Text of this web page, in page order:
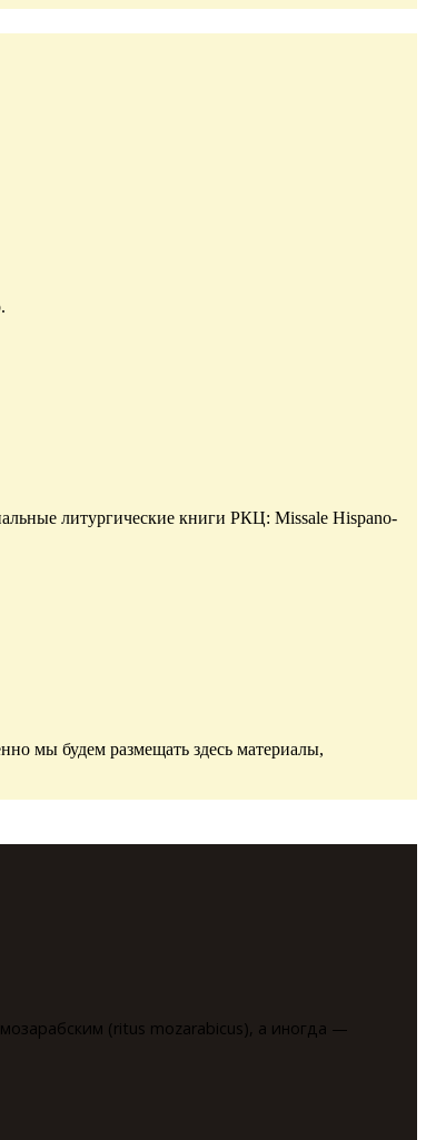
литургические книги РКЦ: Missale Hispano-
мы будем размещать здесь материалы,
(ritus mozarabicus), а иногда —